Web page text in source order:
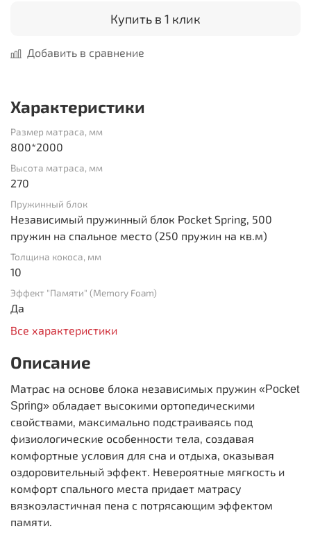
Купить в 1 клик
Добавить в сравнение
Характеристики
Размер матраса, мм
800*2000
Высота матраса, мм
270
Пружинный блок
Независимый пружинный блок Pocket Spring, 500
пружин на спальное место (250 пружин на кв.м)
Толщина кокоса, мм
10
Эффект "Памяти" (Memory Foam)
Да
Все характеристики
Описание
Матрас на основе блока независимых пружин «Pocket
Spring» обладает высокими ортопедическими
свойствами, максимально подстраиваясь под
физиологические особенности тела, создавая
комфортные условия для сна и отдыха, оказывая
оздоровительный эффект. Невероятные мягкость и
комфорт спального места придает матрасу
вязкоэластичная пена с потрясающим эффектом
памяти.